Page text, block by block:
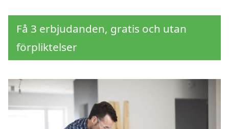
Få 3 erbjudanden, gratis och utan
förpliktelser